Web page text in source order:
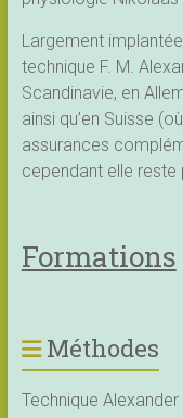
Largement
technique F. M.
Scandinavie, en
ainsi qu’en Suisse
assurances
cependant elle reste
Formations
Méthodes
Technique Alexander